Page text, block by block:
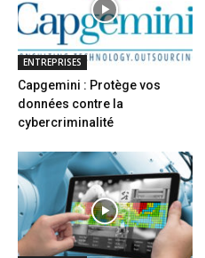
ENTREPRISES
Capgemini : Protège vos
données contre la
cybercriminalité